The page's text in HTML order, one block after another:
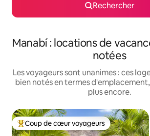
Rechercher
Manabí : locations de
notées
Les voyageurs sont unanimes : ces
bien notés en termes
plus encore.
Coups de cœur voyageurs les plus
Coup de cœur voyageurs